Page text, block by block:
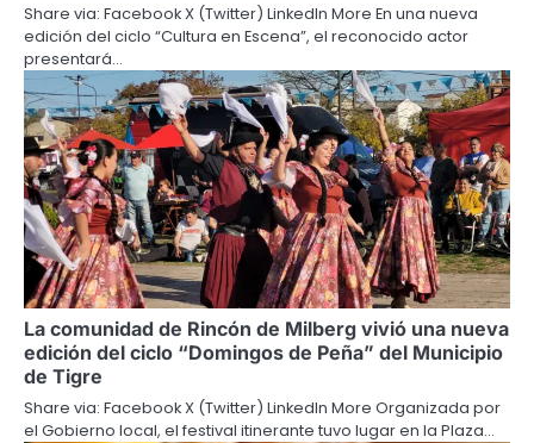
Share via: Facebook X (Twitter) LinkedIn More En una nueva
edición del ciclo “Cultura en Escena”, el reconocido actor
presentará…
La comunidad de Rincón de Milberg vivió una nueva
edición del ciclo “Domingos de Peña” del Municipio
de Tigre
Share via: Facebook X (Twitter) LinkedIn More Organizada por
el Gobierno local, el festival itinerante tuvo lugar en la Plaza…